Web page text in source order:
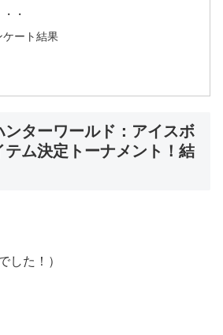
・
ケート結果
ンターワールド：アイスボ
テム決定トーナメント！結
した！）